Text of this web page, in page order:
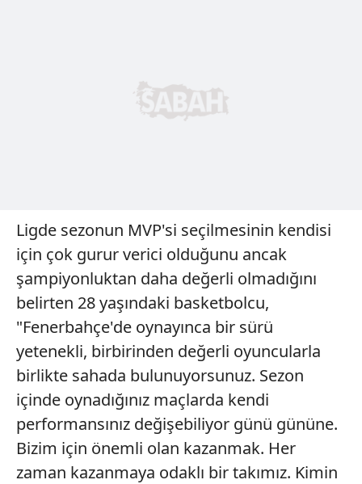
Ligde sezonun MVP'si seçilmesinin kendisi
için çok gurur verici olduğunu ancak
şampiyonluktan daha değerli olmadığını
belirten 28 yaşındaki basketbolcu,
"Fenerbahçe'de oynayınca bir sürü
yetenekli, birbirinden değerli oyuncularla
birlikte sahada bulunuyorsunuz. Sezon
içinde oynadığınız maçlarda kendi
performansınız değişebiliyor günü gününe.
Bizim için önemli olan kazanmak. Her
zaman kazanmaya odaklı bir takımız. Kimin